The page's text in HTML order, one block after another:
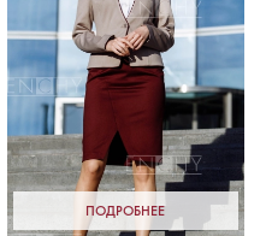
ПОДРОБНЕЕ